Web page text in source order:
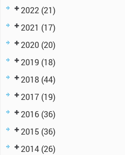
2022 (21)
2021 (17)
2020 (20)
2019 (18)
2018 (44)
2017 (19)
2016 (36)
2015 (36)
2014 (26)